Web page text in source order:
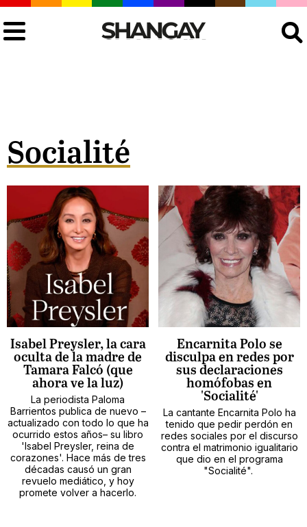
Socialité
Isabel Preysler, la cara
oculta de la madre de
Tamara Falcó (que
ahora ve la luz)
La periodista Paloma
Barrientos publica de nuevo –
actualizado con todo lo que ha
ocurrido estos años– su libro
'Isabel Preysler, reina de
corazones'. Hace más de tres
décadas causó un gran
revuelo mediático, y hoy
promete volver a hacerlo.
Encarnita Polo se
disculpa en redes por
sus declaraciones
homófobas en
'Socialité'
La cantante Encarnita Polo ha
tenido que pedir perdón en
redes sociales por el discurso
contra el matrimonio igualitario
que dio en el programa
"Socialité".